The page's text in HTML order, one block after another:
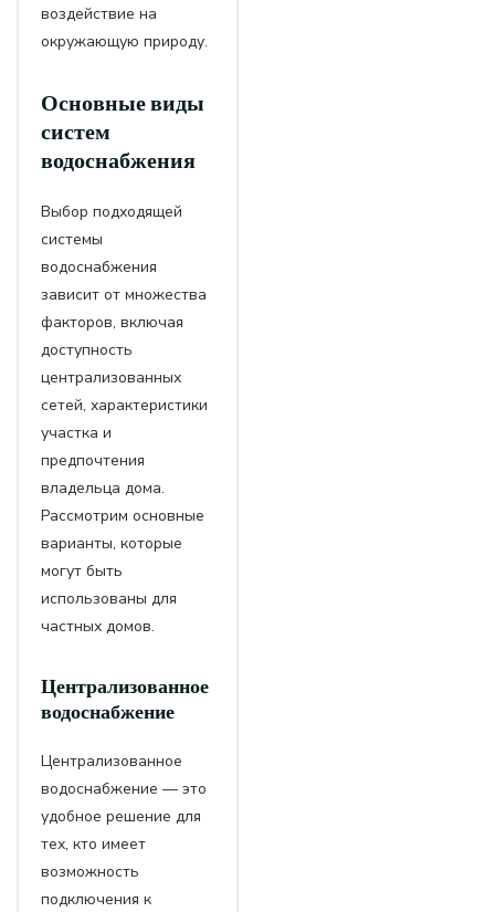
воздействие на
окружающую природу.
Основные виды
систем
водоснабжения
Выбор подходящей
системы
водоснабжения
зависит от множества
факторов, включая
доступность
централизованных
сетей, характеристики
участка и
предпочтения
владельца дома.
Рассмотрим основные
варианты, которые
могут быть
использованы для
частных домов.
Централизованное
водоснабжение
Централизованное
водоснабжение — это
удобное решение для
тех, кто имеет
возможность
подключения к